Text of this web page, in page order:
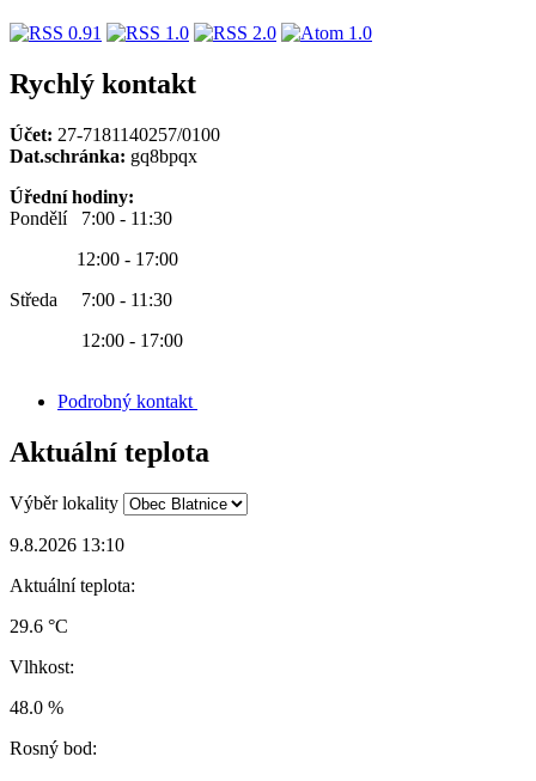
Rychlý kontakt
Účet: 27-7181140257/0100
Dat.schránka: gq8bpqx
Úřední hodiny:
Pondělí 7:00 - 11:30
12:00 - 17:00
Středa 7:00 - 11:30
12:00 - 17:00
Podrobný kontakt
Aktuální teplota
Výběr lokality
9.8.2026 13:10
Aktuální teplota:
29.6 °C
Vlhkost:
48.0 %
Rosný bod: